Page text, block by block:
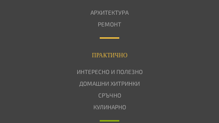
АРХИТЕКТУРА
РЕМОНТ
ПРАКТИЧНО
ИНТЕРЕСНО И ПОЛЕЗНО
ДОМАШНИ ХИТРИНКИ
СРЪЧНО
КУЛИНАРНО